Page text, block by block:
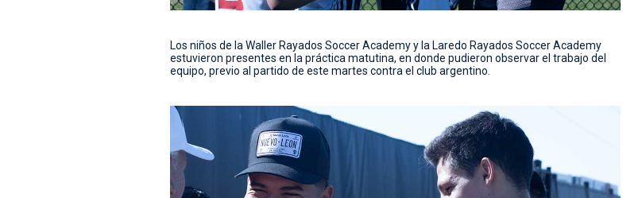
Los niños de la Waller Rayados Soccer Academy y la Laredo Rayados Soccer Academy
estuvieron presentes en la práctica matutina, en donde pudieron observar el trabajo del
equipo, previo al partido de este martes contra el club argentino.